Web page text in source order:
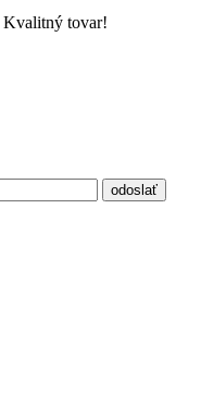
Kvalitný tovar!